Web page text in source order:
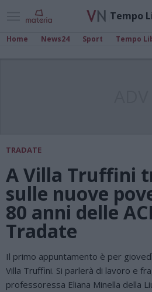
Tempo
Home News24 Sport Tempo
TRADATE
A Villa Truffini
sulle nuove
80 anni delle
Tradate
Il primo appuntamento è per
Villa Truffini. Si parlerà di lavoro e
professoressa Eliana Minella della